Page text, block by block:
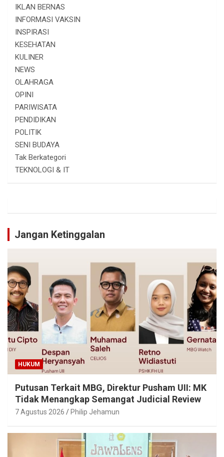
IKLAN BERNAS
INFORMASI VAKSIN
INSPIRASI
KESEHATAN
KULINER
NEWS
OLAHRAGA
OPINI
PARIWISATA
PENDIDIKAN
POLITIK
SENI BUDAYA
Tak Berkategori
TEKNOLOGI & IT
Jangan Ketinggalan
HUKUM
Putusan Terkait MBG, Direktur Pusham UII: MK
Tidak Menangkap Semangat Judicial Review
7 Agustus 2026 Philip Jehamun